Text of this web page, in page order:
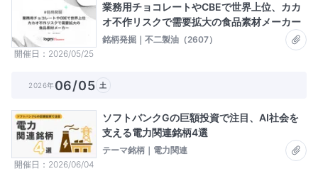
開催日 2026/05/25
業務用チョコレートやCBEで世界上位、カカ
オ不作リスクで需要拡大の食品素材メーカー
銘柄発掘｜不二製油（2607）
2026年06/05 土
開催日 2026/06/04
ソフトバンクGの巨額投資で注目、AI社会を
支える電力関連銘柄4選
テーマ銘柄｜電力関連